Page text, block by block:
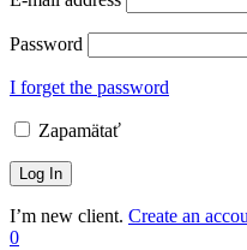
Password
I forget the password
Zapamätať
I’m new client. Create an
0